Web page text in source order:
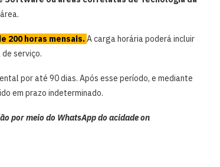
200 horas mensais.A carga horária poderá incluir
serviço.
por até 90 dias. Após esse período, e mediante
em prazo indeterminado.
por meio do WhatsApp do acidade on